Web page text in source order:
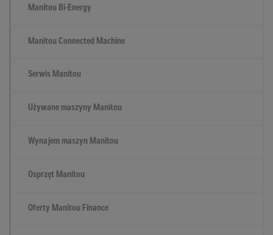
Manitou Bi-Energy
Manitou Connected Machine
Serwis Manitou
Używane maszyny Manitou
Wynajem maszyn Manitou
Osprzęt Manitou
Oferty Manitou Finance